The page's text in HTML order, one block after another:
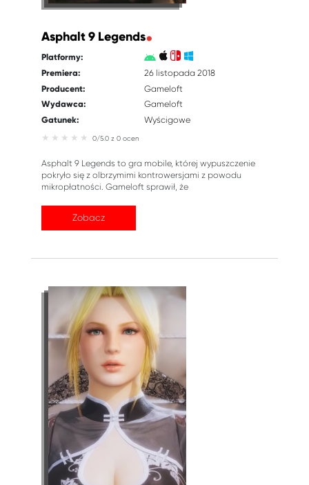
Asphalt 9 Legends
Platformy:
Premiera:
26 listopada 2018
Producent: Gameloft
Wydawca: Gameloft
Gatunek: Wyścigowe
0/5.0 z 0 ocen
Asphalt 9 Legends to gra mobile, której wypuszczenie
pokryło się z olbrzymimi kontrowersjami z powodu
mikropłatności. Gameloft sprawił, że
Zobacz